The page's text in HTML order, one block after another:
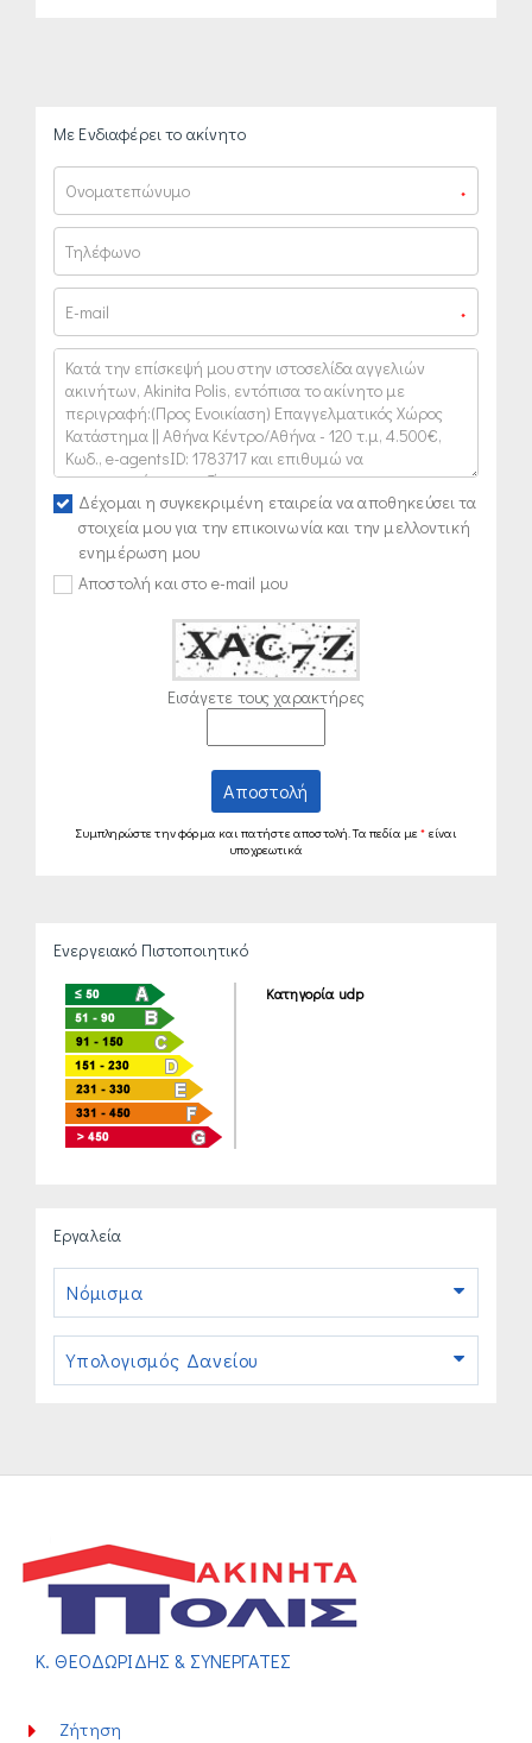
Με Ενδιαφέρει το ακίνητο
*
*
Δέχομαι η συγκεκριμένη εταιρεία να αποθηκεύσει τα
στοιχεία μου για την επικοινωνία και την μελλοντική
ενημέρωση μου
Αποστολή και στο e-mail μου
Εισάγετε τους χαρακτήρες
Αποστολή
Συμπληρώστε την φόρμα και πατήστε αποστολή. Τα πεδία με* είναι
υποχρεωτικά
Ενεργειακό Πιστοποιητικό
Κατηγορία udp
Εργαλεία
Νόμισμα
Υπολογισμός Δανείου
Κ. ΘΕΟΔΩΡΙΔΗΣ & ΣΥΝΕΡΓΑΤΕΣ
Ζήτηση